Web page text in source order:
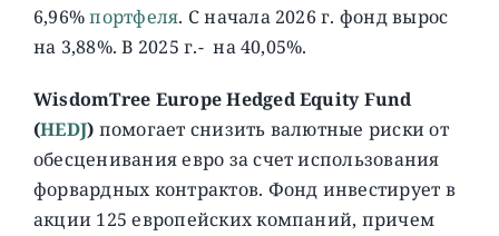
6,96%портфеля. C начала 2026 г. фонд вырос
на 3,88%. В 2025 г.- на 40,05%.
WisdomTree Europe Hedged Equity Fund
(HEDJ) помогает снизить валютные риски от
обесценивания евро за счет использования
форвардных контрактов. Фонд инвестирует в
акции 125 европейских компаний, причем